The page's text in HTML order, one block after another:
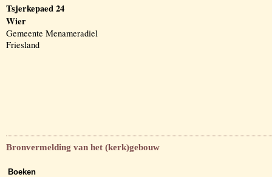
Tsjerkepaed 24
Wier
Gemeente Menameradiel
Friesland
Bronvermelding van het (kerk)gebouw
Boeken